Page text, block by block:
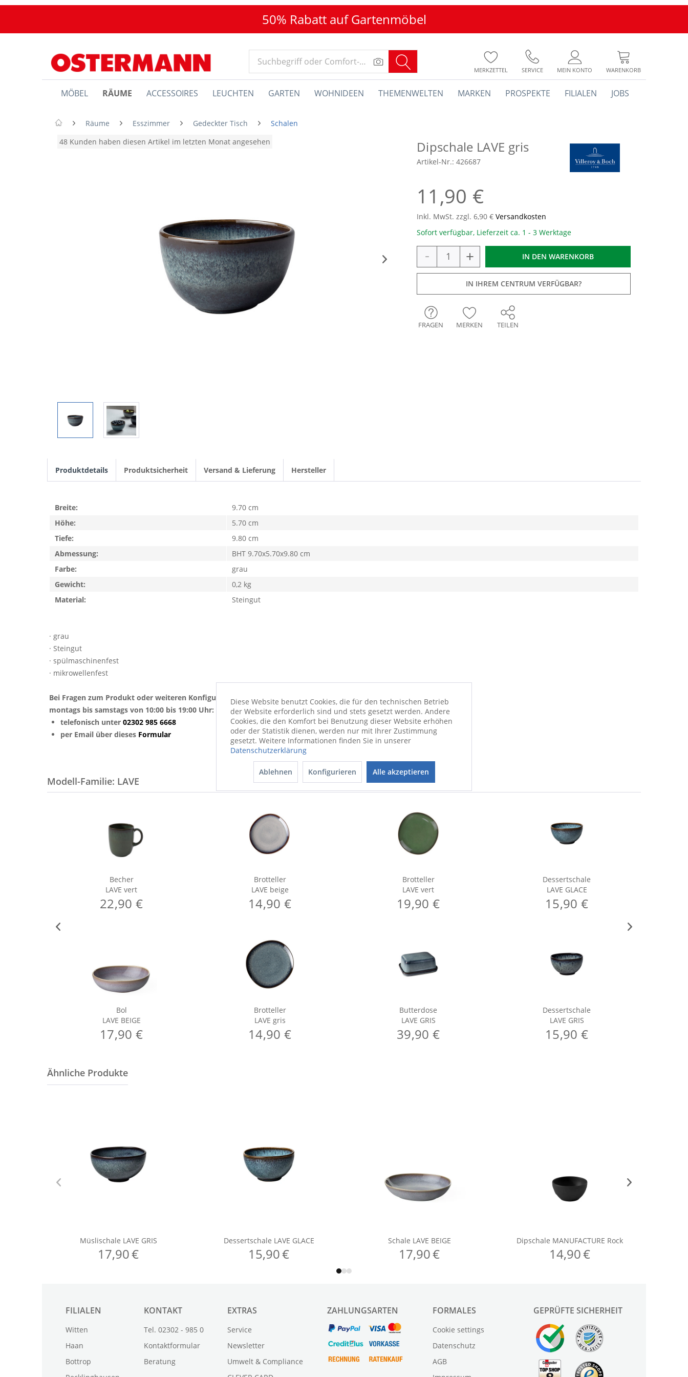
50% Rabatt auf Gartenmöbel
MERKZETTEL SERVICE MEIN KONTO WARENKORB
MÖBEL RÄUME ACCESSOIRES LEUCHTEN GARTEN WOHNIDEEN THEMENWELTEN MARKEN PROSPEKTE FILIALEN JOBS
Räume Esszimmer Gedeckter Tisch
Schalen
48 Kunden haben diesen Artikel im letzten Monat angesehen
Dipschale LAVE gris
Artikel-Nr.: 426687
11,90 €
Inkl. MwSt. zzgl. 6,90 € Versandkosten
Sofort verfügbar, Lieferzeit ca. 1 - 3 Werktage
- + IN DEN WARENKORB
IN IHREM CENTRUM VERFÜGBAR?
FRAGEN MERKEN TEILEN
Produktdetails Produktsicherheit Versand & Lieferung Hersteller
· grau
· Steingut
· spülmaschinenfest
· mikrowellenfest
Bei Fragen zum Produkt oder weiteren Konfigurationswünschen beraten wir Sie gerne
montags bis samstags von 10:00 bis 19:00 Uhr:
telefonisch unter 02302 985 6668
per Email über dieses Formular
Breite:
9.70 cm
Höhe:
5.70 cm
Tiefe:
9.80 cm
Abmessung:
BHT 9.70x5.70x9.80 cm
Farbe:
grau
Gewicht:
0,2 kg
Material:
Steingut
Modell-Familie: LAVE
Becher
LAVE vert
22,90 €
Bol
LAVE BEIGE
17,90 €
Brotteller
LAVE beige
14,90 €
Brotteller
LAVE gris
14,90 €
Brotteller
LAVE vert
19,90 €
Butterdose
LAVE GRIS
39,90 €
Dessertschale
LAVE GLACE
15,90 €
Dessertschale
LAVE GRIS
15,90 €
FILIALEN
Witten
Haan
Bottrop
KONTAKT
Tel. 02302 - 985 0
Kontaktformular
Beratung
EXTRAS
Service
Newsletter
Umwelt & Compliance
ZAHLUNGSARTEN FORMALES
Cookie settings
Datenschutz
AGB
GEPRÜFTE SICHERHEIT
Diese Website benutzt Cookies, die für den technischen Betrieb
der Website erforderlich sind und stets gesetzt werden. Andere
Cookies, die den Komfort bei Benutzung dieser Website erhöhen
oder der Statistik dienen, werden nur mit Ihrer Zustimmung
gesetzt. Weitere Informationen finden Sie in unserer
Datenschutzerklärung
Ablehnen Konfigurieren Alle akzeptieren